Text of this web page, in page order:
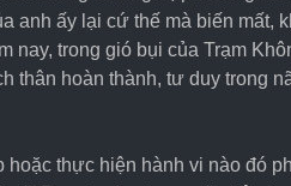
anh ấy lại cứ thế mà biến mất,
nay, trong gió bụi của Trạm
thân hoàn thành, tư duy trong
thực hiện hành vi nào đó